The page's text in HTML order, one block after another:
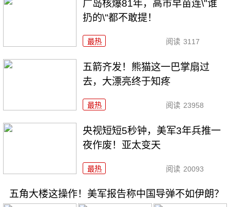
广岛核爆81年，高市早苗连\"谁
扔的\"都不敢提！
最热 阅读 3117
五箭齐发！熊猫这一巴掌扇过
去，大漂亮终于知疼
最热 阅读 23958
央视短短5秒钟，美军3年兵推一
夜作废！亚太变天
最热 阅读 20093
五角大楼这操作！美军报告称中国导弹不如伊朗？